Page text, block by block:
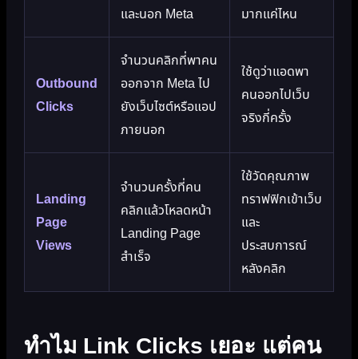
และนอก Meta
มากแค่ไหน
Outbound
Clicks
จำนวนคลิกที่พาคน
ออกจาก Meta ไป
ยังเว็บไซต์หรือแอป
ภายนอก
ใช้ดูว่าแอดพา
คนออกไปเว็บ
จริงกี่ครั้ง
Landing
Page
Views
จำนวนครั้งที่คน
คลิกแล้วโหลดหน้า
Landing Page
สำเร็จ
ใช้วัดคุณภาพ
ทราฟฟิกเข้าเว็บ
และ
ประสบการณ์
หลังคลิก
ทำไม Link Clicks เยอะ แต่คน